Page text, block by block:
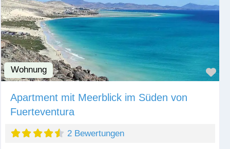
Wohnung
Apartment mit Meerblick im Süden von
Fuerteventura
2 Bewertungen